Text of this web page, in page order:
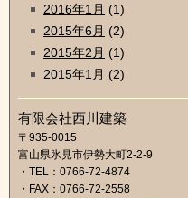
2016年1月 (1)
2015年6月 (2)
2015年2月 (1)
2015年1月 (2)
有限会社西川建築
〒935-0015
富山県氷見市伊勢大町2-2-9
・TEL：0766-72-4874
・FAX：0766-72-2558